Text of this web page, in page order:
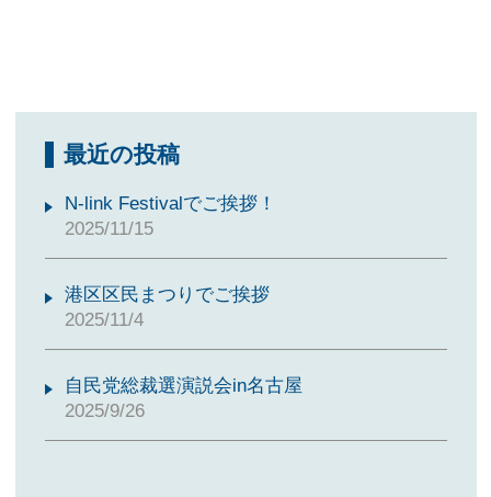
最近の投稿
N-link Festivalでご挨拶！
2025/11/15
港区区民まつりでご挨拶
2025/11/4
自民党総裁選演説会in名古屋
2025/9/26